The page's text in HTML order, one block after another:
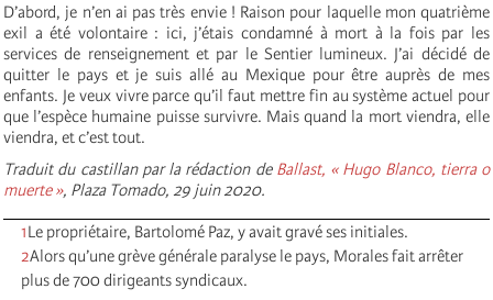
D’abord, je n’en ai pas très envie ! Raison pour laquelle mon quatrième
exil a été volontaire : ici, j’étais condamné à mort à la fois par les
services de renseignement et par le Sentier lumineux. J’ai décidé de
quitter le pays et je suis allé au Mexique pour être auprès de mes
enfants. Je veux vivre parce qu’il faut mettre fin au système actuel pour
que l’espèce humaine puisse survivre. Mais quand la mort viendra, elle
viendra, et c’est tout.
Traduit du castillan par la rédaction de Ballast, « Hugo Blanco, tierra o
muerte », Plaza Tomado, 29 juin 2020.
1Le propriétaire, Bartolomé Paz, y avait gravé ses initiales.
2Alors qu’une grève générale paralyse le pays, Morales fait arrêter
plus de 700 dirigeants syndicaux.